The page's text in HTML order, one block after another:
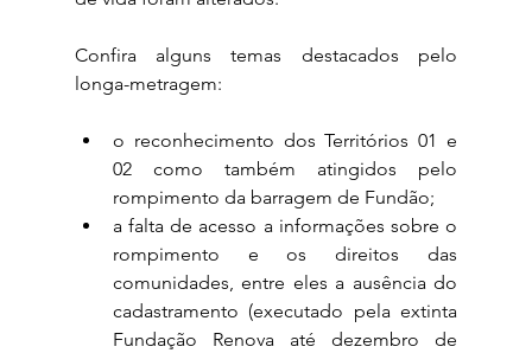
Confira alguns temas destacados pelo
longa-metragem:
o reconhecimento dos Territórios 01 e
02 como também atingidos pelo
rompimento da barragem de Fundão;
a falta de acesso a informações sobre o
rompimento e os direitos das
comunidades, entre eles a ausência do
cadastramento (executado pela extinta
Fundação Renova até dezembro de